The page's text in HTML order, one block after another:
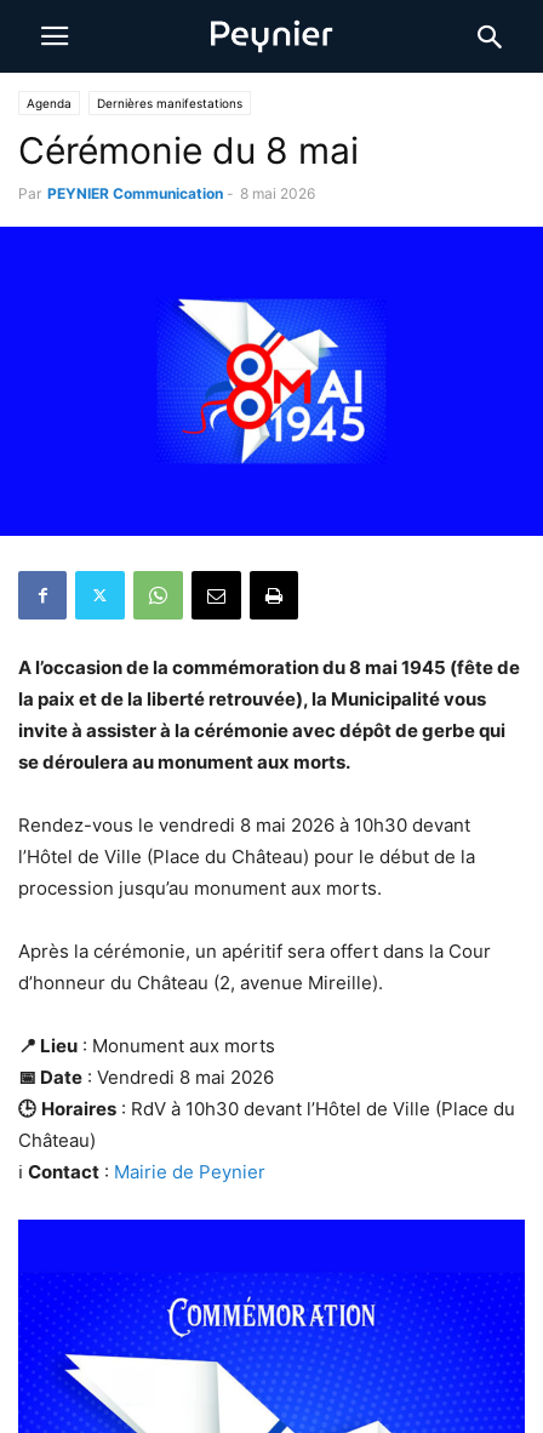
Agenda Dernières manifestations
Cérémonie du 8 mai
Par PEYNIER Communication - 8 mai 2026
A l’occasion de la commémoration du 8 mai 1945 (fête de
la paix et de la liberté retrouvée), la Municipalité vous
invite à assister à la cérémonie avec dépôt de gerbe qui
se déroulera au monument aux morts.
Rendez-vous le vendredi 8 mai 2026 à 10h30 devant
l’Hôtel de Ville (Place du Château) pour le début de la
procession jusqu’au monument aux morts.
Après la cérémonie, un apéritif sera offert dans la Cour
d’honneur du Château (2, avenue Mireille).
📍 Lieu : Monument aux morts
📅 Date : Vendredi 8 mai 2026
🕒 Horaires : RdV à 10h30 devant l’Hôtel de Ville (Place du
Château)
ℹ️ Contact : Mairie de Peynier